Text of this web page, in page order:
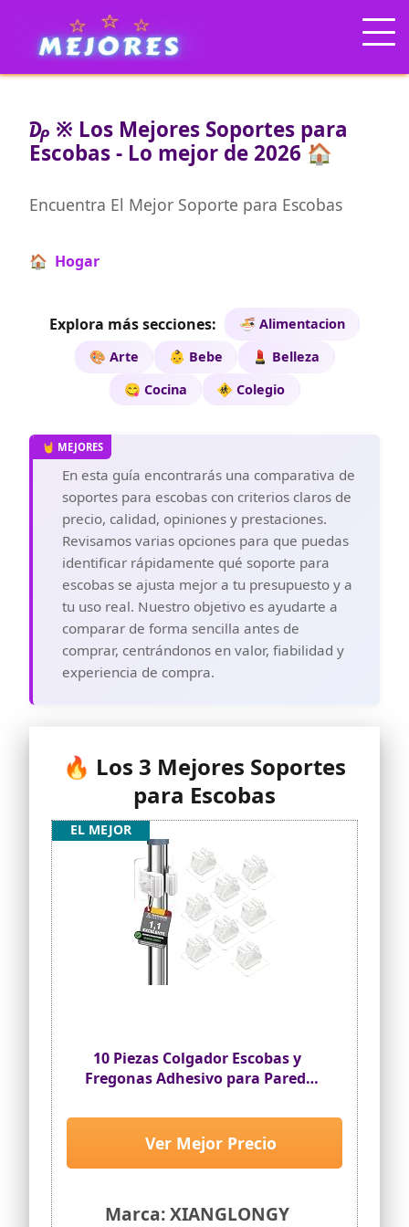
₯ ※ Los Mejores Soportes para
Escobas - Lo mejor de 2026 🏠
Encuentra El Mejor Soporte para Escobas
🏠 Hogar
Explora más secciones:
🍜 Alimentacion
🎨 Arte
👶 Bebe
💄 Belleza
😋 Cocina
🚸 Colegio
En esta guía encontrarás una comparativa de
soportes para escobas con criterios claros de
precio, calidad, opiniones y prestaciones.
Revisamos varias opciones para que puedas
identificar rápidamente qué soporte para
escobas se ajusta mejor a tu presupuesto y a
tu uso real. Nuestro objetivo es ayudarte a
comparar de forma sencilla antes de
comprar, centrándonos en valor, fiabilidad y
experiencia de compra.
🔥 Los 3 Mejores Soportes
para Escobas
10 Piezas Colgador Escobas y
Fregonas Adhesivo para Pared,
Marca: XIANGLONGY
Ver Mejor Precio
EL MEJOR